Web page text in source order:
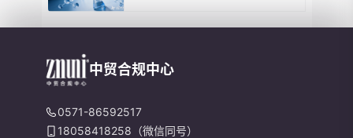
中贸合规中心
0571-86592517
18058418258（微信同号）